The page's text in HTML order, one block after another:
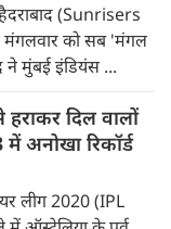
(Sunrisers
को सब 'मंगल
ने मुंबई इंडियंस ...
दिल वालों
अनोखा रिकॉर्ड
लीग 2020 (IPL